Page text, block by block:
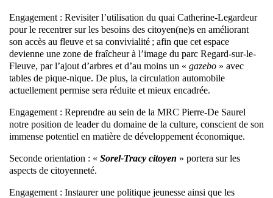
Engagement : Revisiter l’utilisation du quai Catherine-Legardeur
pour le recentrer sur les besoins des citoyen(ne)s en améliorant
son accès au fleuve et sa convivialité ; afin que cet espace
devienne une zone de fraîcheur à l’image du parc Regard-sur-le-
Fleuve, par l’ajout d’arbres et d’au moins un « gazebo » avec
tables de pique-nique. De plus, la circulation automobile
actuellement permise sera réduite et mieux encadrée.
Engagement : Reprendre au sein de la MRC Pierre-De Saurel
notre position de leader du domaine de la culture, conscient de son
immense potentiel en matière de développement économique.
Seconde orientation : « Sorel-Tracy citoyen » portera sur les
aspects de citoyenneté.
Engagement : Instaurer une politique jeunesse ainsi que les